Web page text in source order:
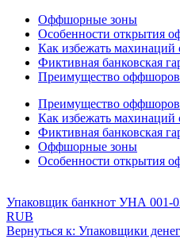
Оффшорные зоны
Особенности открытия
Как избежать махинаций
Фиктивная банковская
Преимущество оффшоров
Преимущество оффшоров
Как избежать махинаций
Фиктивная банковская
Оффшорные зоны
Особенности открытия
Упаковщик банкнот УНА 001-
RUB
Вернуться к: Упаковщики денег